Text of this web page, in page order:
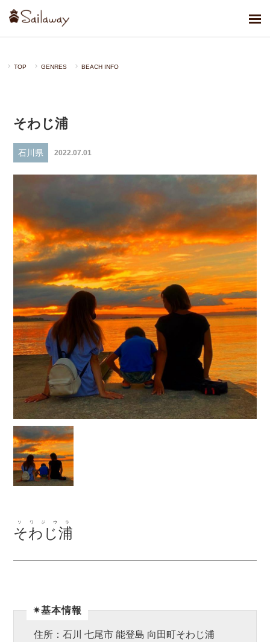
TOP GENRES BEACH INFO
そわじ浦
石川県 2022.07.01
そわじ浦
ソワジウラ
✴︎基本情報
住所：石川 七尾市 能登島 向田町そわじ浦